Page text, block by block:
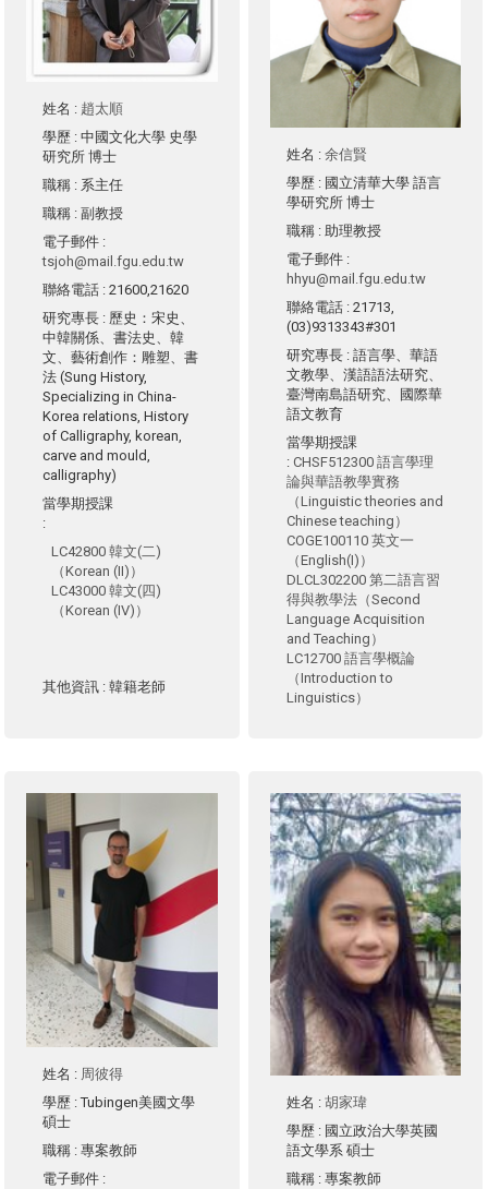
姓名 : 趙太順
學歷 : 中國文化大學 史學
研究所 博士
職稱 : 系主任
職稱 : 副教授
電子郵件 :
tsjoh@mail.fgu.edu.tw
聯絡電話 : 21600,21620
研究專長 : 歷史：宋史、
中韓關係、書法史、韓
文、藝術創作：雕塑、書
法 (Sung History,
Specializing in China-
Korea relations, History
of Calligraphy, korean,
carve and mould,
calligraphy)
當學期授課
:
LC42800 韓文(二)
（Korean (II)）
LC43000 韓文(四)
（Korean (IV)）
其他資訊 : 韓籍老師
姓名 :余信賢
學歷 : 國立清華大學 語言
學研究所 博士
職稱 : 助理教授
電子郵件 :
hhyu@mail.fgu.edu.tw
聯絡電話 : 21713,
(03)9313343#301
研究專長 : 語言學、華語
文教學、漢語語法研究、
臺灣南島語研究、國際華
語文教育
當學期授課
:CHSF512300 語言學理
論與華語教學實務
（Linguistic theories and
Chinese teaching）
COGE100110 英文一
（English(I)）
DLCL302200 第二語言習
得與教學法（Second
Language Acquisition
and Teaching）
LC12700 語言學概論
（Introduction to
Linguistics）
姓名 : 周彼得
學歷 : Tubingen美國文學
碩士
職稱 : 專案教師
電子郵件 :
姓名 :胡家瑋
學歷 : 國立政治大學英國
語文學系 碩士
職稱 : 專案教師